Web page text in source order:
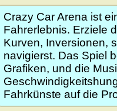
Crazy Car Arena ist
Fahrerlebnis. Erziele
Kurven, Inversionen,
navigierst. Das Spiel
Grafiken, und die
Fahrkünste auf die